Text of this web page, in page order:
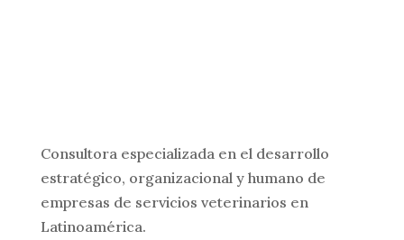
Consultora especializada en el desarrollo
estratégico, organizacional y humano de
empresas de servicios veterinarios en
Latinoamérica.